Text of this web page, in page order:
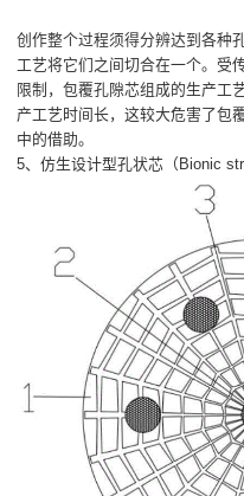
创作整个过程须得分辨达到各种
工艺将它们之间切合在一个。受
限制，包覆孔隙芯组成的生产工
产工艺时间长，这较大危害了包
中的借助。
5、仿生设计型孔状芯（Bionic